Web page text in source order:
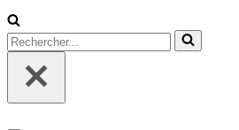
Rechercher...